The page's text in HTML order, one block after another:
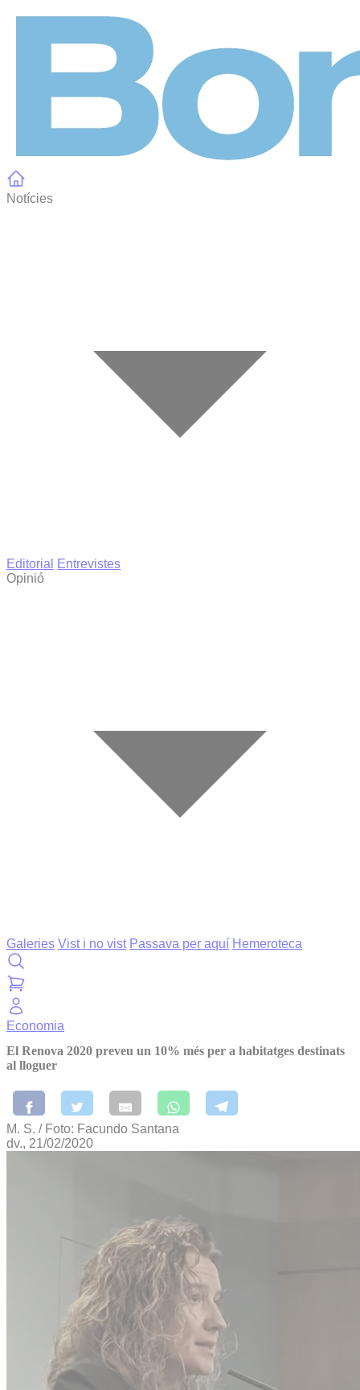
Notícies
Editorial
Entrevistes
Opinió
Galeries Vist i no vist Passava per aquí Hemeroteca
Economia
El Renova 2020 preveu un 10% més per a habitatges destinats
al lloguer
M. S. / Foto: Facundo Santana
dv., 21/02/2020